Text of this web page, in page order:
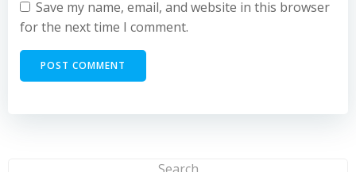
Save my name, email, and website in this browser
for the next time I comment.